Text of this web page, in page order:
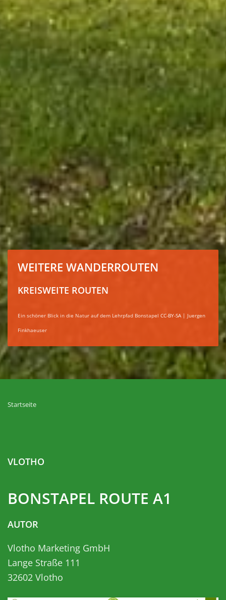
WEITERE WANDERROUTEN
KREISWEITE ROUTEN
Ein schöner Blick in die Natur auf dem Lehrpfad Bonstapel CC-BY-SA| Juergen
Finkhaeuser
Startseite
VLOTHO
BONSTAPEL ROUTE A1
AUTOR
Vlotho Marketing GmbH
Lange Straße 111
32602 Vlotho